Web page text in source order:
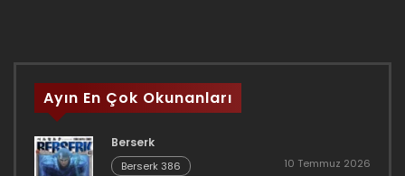
Ayın En Çok Okunanları
Berserk
Berserk 386 10 Temmuz 2026